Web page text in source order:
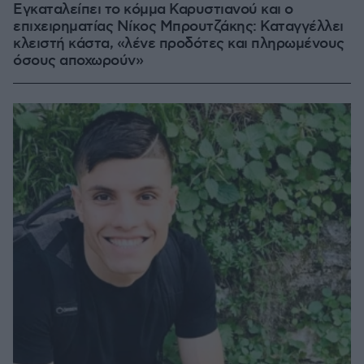
Εγκαταλείπει το κόμμα Καρυστιανού και ο
επιχειρηματίας Νίκος Μπρουτζάκης: Καταγγέλλει
κλειστή κάστα, «λένε προδότες και πληρωμένους
όσους αποχωρούν»